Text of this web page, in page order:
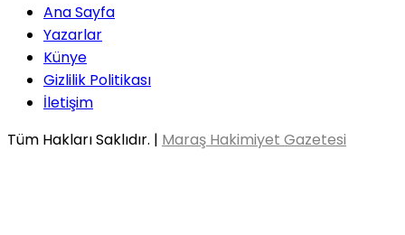
Ana Sayfa
Yazarlar
Künye
Gizlilik Politikası
İletişim
Tüm Hakları Saklıdır. | Maraş Hakimiyet Gazetesi